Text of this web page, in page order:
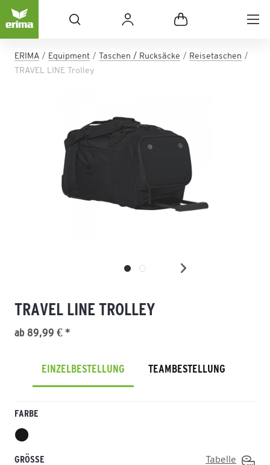
ERIMA Equipment Taschen / Rucksäcke
Reisetaschen
TRAVEL LINE Trolley
TRAVEL LINE TROLLEY
ab 89,99 € *
EINZELBESTELLUNG TEAMBESTELLUNG
FARBE
GRÖSSE Tabelle